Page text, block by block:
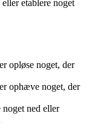
etablere noget
opløse noget, der
ophæve noget, der
noget ned eller